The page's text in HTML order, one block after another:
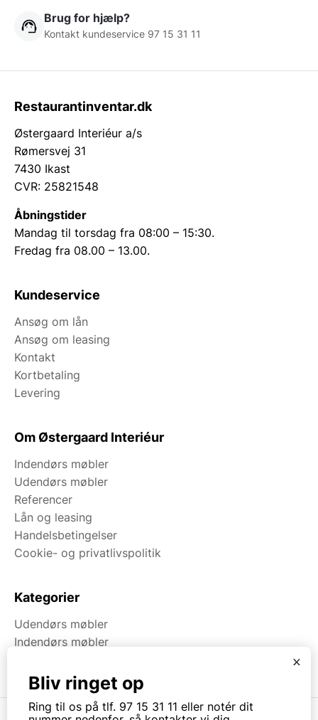
Brug for hjælp?
Kontakt kundeservice 97 15 31 11
Restaurantinventar.dk
Østergaard Interiéur a/s
Rømersvej 31
7430 Ikast
CVR: 25821548
Åbningstider
Mandag til torsdag fra 08:00 – 15:30.
Fredag fra 08.00 – 13.00.
Kundeservice
Ansøg om lån
Ansøg om leasing
Kontakt
Kortbetaling
Levering
Om Østergaard Interiéur
Indendørs møbler
Udendørs møbler
Referencer
Lån og leasing
Handelsbetingelser
Cookie- og privatlivspolitik
Kategorier
Udendørs møbler
Indendørs møbler
x
Bliv ringet op
Ring til os på tlf. 97 15 31 11 eller notér dit